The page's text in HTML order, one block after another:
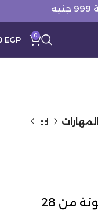
0
EGP
مجموعة بطاقات تعليمية مكونة من 28